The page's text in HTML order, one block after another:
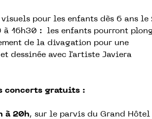
pour les enfants dès 6 ans le
à 16h30 : les enfants pourront
de la divagation pour une
dessinée avec l'artiste Javiera
concerts gratuits :
à 20h, sur le parvis du Grand Hôtel